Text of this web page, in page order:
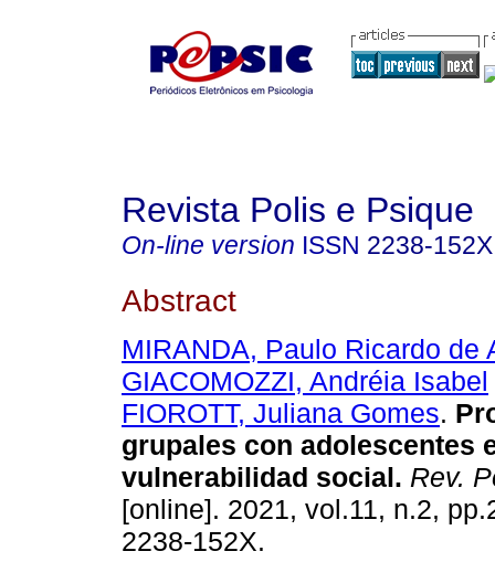
Revista Polis e Psique
On-line version ISSN 2238-152X
Abstract
MIRANDA, Paulo Ricardo de
GIACOMOZZI, Andréia Isabel
FIOROTT, Juliana Gomes.
grupales con adolescentes
vulnerabilidad social. Rev.
[online]. 2021, vol.11, n.2,
2238-152X.